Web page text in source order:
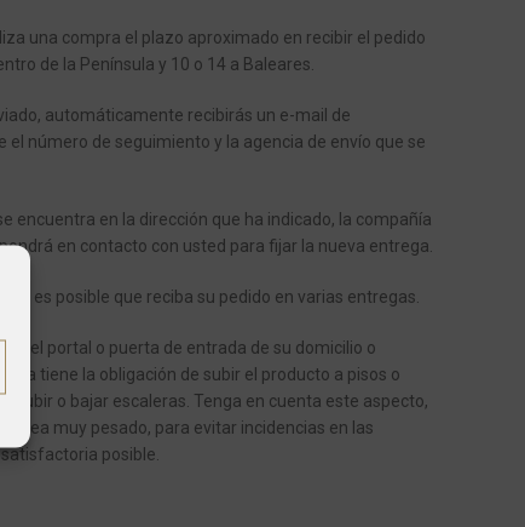
una compra el plazo aproximado en recibir el pedido
de la Península y 10 o 14 a Baleares.
automáticamente recibirás un e-mail de
número de seguimiento y la agencia de envío que se
encuentra en la dirección que ha indicado, la compañía
en contacto con usted para fijar la nueva entrega.
es posible que reciba su pedido en varias entregas.
en el portal o puerta de entrada de su domicilio o
tiene la obligación de subir el producto a pisos o
subir o bajar escaleras. Tenga en cuenta este aspecto,
sea muy pesado, para evitar incidencias en las
posible.